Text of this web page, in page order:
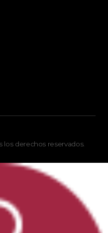
los derechos reservados.